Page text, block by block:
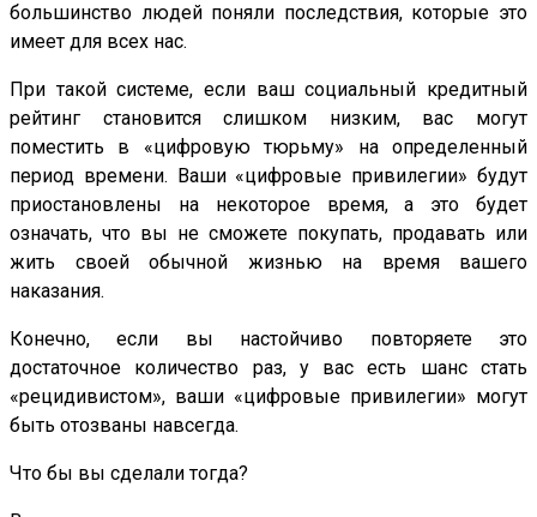
большинство людей поняли последствия, которые это
имеет для всех нас.
При такой системе, если ваш социальный кредитный
рейтинг становится слишком низким, вас могут
поместить в «цифровую тюрьму» на определенный
период времени. Ваши «цифровые привилегии» будут
приостановлены на некоторое время, а это будет
означать, что вы не сможете покупать, продавать или
жить своей обычной жизнью на время вашего
наказания.
Конечно, если вы настойчиво повторяете это
достаточное количество раз, у вас есть шанс стать
«рецидивистом», ваши «цифровые привилегии» могут
быть отозваны навсегда.
Что бы вы сделали тогда?